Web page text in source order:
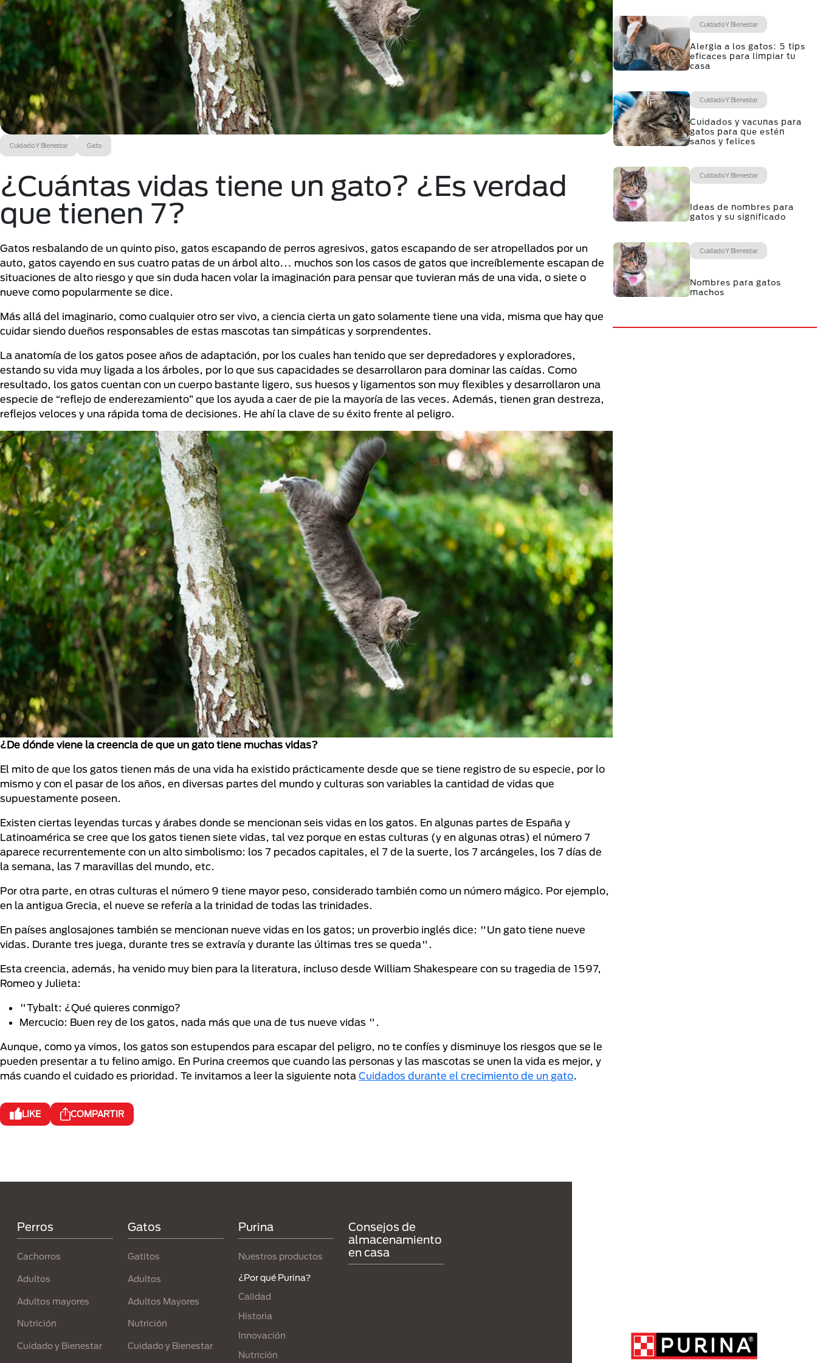
Cuidado Y Bienestar Gato
¿Cuántas vidas tiene un gato? ¿Es verdad
que tienen 7?
Gatos resbalando de un quinto piso, gatos escapando de perros agresivos, gatos escapando de ser atropellados por un
auto, gatos cayendo en sus cuatro patas de un árbol alto… muchos son los casos de gatos que increíblemente escapan de
situaciones de alto riesgo y que sin duda hacen volar la imaginación para pensar que tuvieran más de una vida, o siete o
nueve como popularmente se dice.
Más allá del imaginario, como cualquier otro ser vivo, a ciencia cierta un gato solamente tiene una vida, misma que hay que
cuidar siendo dueños responsables de estas mascotas tan simpáticas y sorprendentes.
La anatomía de los gatos posee años de adaptación, por los cuales han tenido que ser depredadores y exploradores,
estando su vida muy ligada a los árboles, por lo que sus capacidades se desarrollaron para dominar las caídas. Como
resultado, los gatos cuentan con un cuerpo bastante ligero, sus huesos y ligamentos son muy flexibles y desarrollaron una
especie de “reflejo de enderezamiento” que los ayuda a caer de pie la mayoría de las veces. Además, tienen gran destreza,
reflejos veloces y una rápida toma de decisiones. He ahí la clave de su éxito frente al peligro.
¿De dónde viene la creencia de que un gato tiene muchas vidas?
El mito de que los gatos tienen más de una vida ha existido prácticamente desde que se tiene registro de su especie, por lo
mismo y con el pasar de los años, en diversas partes del mundo y culturas son variables la cantidad de vidas que
supuestamente poseen.
Existen ciertas leyendas turcas y árabes donde se mencionan seis vidas en los gatos. En algunas partes de España y
Latinoamérica se cree que los gatos tienen siete vidas, tal vez porque en estas culturas (y en algunas otras) el número 7
aparece recurrentemente con un alto simbolismo: los 7 pecados capitales, el 7 de la suerte, los 7 arcángeles, los 7 días de
la semana, las 7 maravillas del mundo, etc.
Por otra parte, en otras culturas el número 9 tiene mayor peso, considerado también como un número mágico. Por ejemplo,
en la antigua Grecia, el nueve se refería a la trinidad de todas las trinidades.
En países anglosajones también se mencionan nueve vidas en los gatos; un proverbio inglés dice: "Un gato tiene nueve
vidas. Durante tres juega, durante tres se extravía y durante las últimas tres se queda".
Esta creencia, además, ha venido muy bien para la literatura, incluso desde William Shakespeare con su tragedia de 1597,
Romeo y Julieta:
"Tybalt: ¿Qué quieres conmigo?
Mercucio: Buen rey de los gatos, nada más que una de tus nueve vidas ".
Aunque, como ya vimos, los gatos son estupendos para escapar del peligro, no te confíes y disminuye los riesgos que se le
pueden presentar a tu felino amigo. En Purina creemos que cuando las personas y las mascotas se unen la vida es mejor, y
más cuando el cuidado es prioridad. Te invitamos a leer la siguiente nota Cuidados durante el crecimiento de un gato.
LIKE COMPARTIR
Cuidado Y Bienestar
Alergia a los gatos: 5 tips
eficaces para limpiar tu
casa
Cuidado Y Bienestar
Cuidados y vacunas para
gatos para que estén
sanos y felices
Cuidado Y Bienestar
Ideas de nombres para
gatos y su significado
Cuidado Y Bienestar
Nombres para gatos
machos
Perros
Cachorros
Adultos
Adultos mayores
Nutrición
Cuidado y Bienestar
Gatos
Gatitos
Adultos
Adultos Mayores
Nutrición
Cuidado y Bienestar
Purina
Nuestros productos
¿Por qué Purina?
Calidad
Historia
Innovación
Nutrición
Consejos de
almacenamiento
en casa